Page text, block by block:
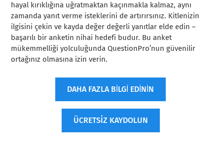
hayal kırıklığına uğratmaktan kaçınmakla kalmaz, aynı
zamanda yanıt verme isteklerini de artırırsınız. Kitlenizin
ilgisini çekin ve kayda değer değerli yanıtlar elde edin –
başarılı bir anketin nihai hedefi budur. Bu anket
mükemmelliği yolculuğunda QuestionPro’nun güvenilir
ortağınız olmasına izin verin.
DAHA FAZLA BİLGİ EDİNİN
ÜCRETSİZ KAYDOLUN